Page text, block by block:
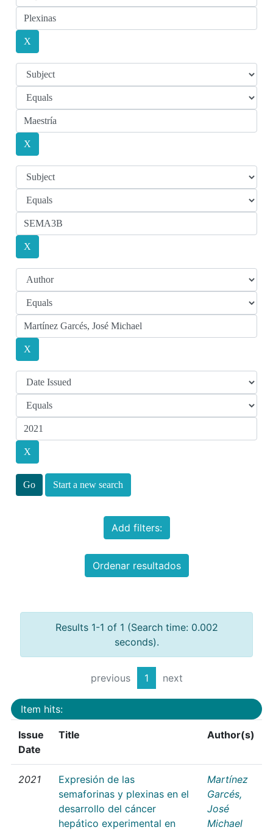
Start a new search
Add filters:
Ordenar resultados
Results 1-1 of 1 (Search time: 0.002
seconds).
previous 1 next
Item hits:
Issue
Date
Title Author(s)
2021
Expresión de las
semaforinas y plexinas en el
desarrollo del cáncer
hepático experimental en
Martínez
Garcés,
José
Michael